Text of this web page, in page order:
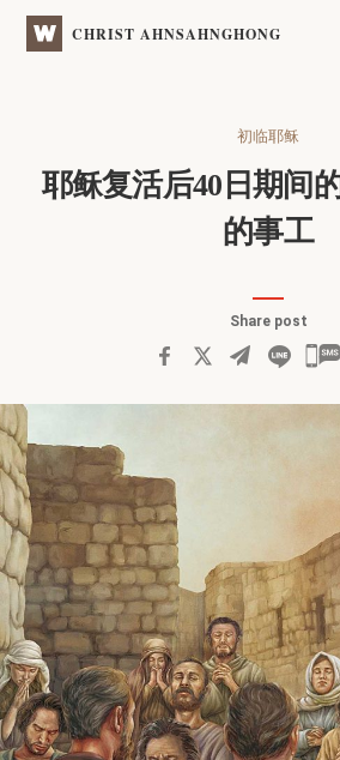
WATVCHRIST AHNSAHNGHONG
初临耶稣
耶稣复活后40日期间
的事工
Share post